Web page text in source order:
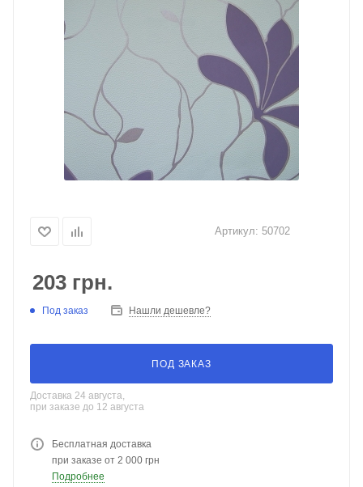
Артикул: 50702
203 грн.
Под заказ Нашли дешевле?
ПОД ЗАКАЗ
Доставка 24 августа,
при заказе до 12 августа
Бесплатная доставка
при заказе от 2 000 грн
Подробнее